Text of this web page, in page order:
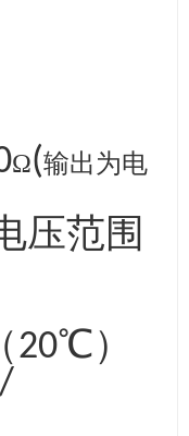
Ω(输出为电
压范围
20℃）